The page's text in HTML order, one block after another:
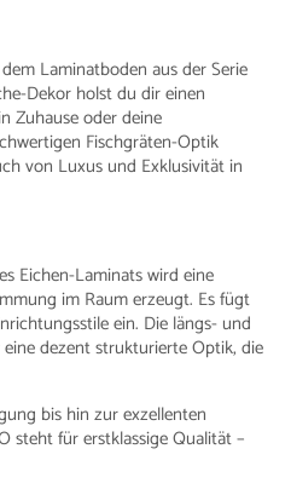
Laminatboden aus der Serie
Dekor holst du dir einen
Zuhause oder deine
Fischgräten-Optik
von Luxus und Exklusivität in
Eichen-Laminats wird eine
im Raum erzeugt. Es fügt
ein. Die längs- und
dezent strukturierte Optik, die
bis hin zur exzellenten
steht für erstklassige Qualität –